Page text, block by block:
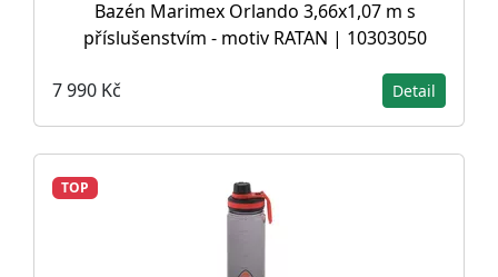
Bazén Marimex Orlando 3,66x1,07 m s
příslušenstvím - motiv RATAN | 10303050
7 990 Kč Detail
TOP